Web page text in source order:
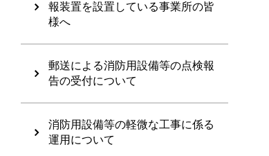
報装置を設置している事業所の皆
様へ
郵送による消防用設備等の点検報
告の受付について
消防用設備等の軽微な工事に係る
運用について